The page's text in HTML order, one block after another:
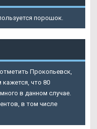
порошок.
Прокопьевск,
что 80
в данном случае.
в том числе